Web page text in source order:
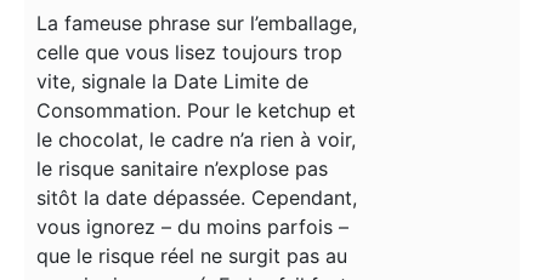
La fameuse phrase sur l’emballage,
celle que vous lisez toujours trop
vite, signale la Date Limite de
Consommation. Pour le ketchup et
le chocolat, le cadre n’a rien à voir,
le risque sanitaire n’explose pas
sitôt la date dépassée. Cependant,
vous ignorez – du moins parfois –
que le risque réel ne surgit pas au